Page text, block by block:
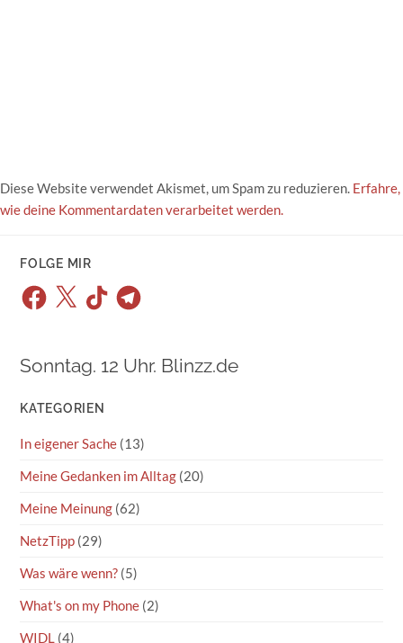
Diese Website verwendet Akismet, um Spam zu reduzieren. Erfahre,
wie deine Kommentardaten verarbeitet werden.
FOLGE MIR
Facebook
X TikTokTelegram
Sonntag. 12 Uhr. Blinzz.de
KATEGORIEN
In eigener Sache (13)
Meine Gedanken im Alltag (20)
Meine Meinung (62)
NetzTipp (29)
Was wäre wenn? (5)
What's on my Phone (2)
WIDL (4)